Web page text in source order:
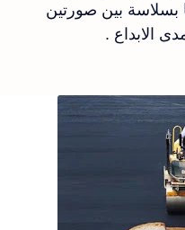
بسلاسة بين صورتين
الابداع .